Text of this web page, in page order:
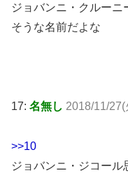
ジョバンニ・クルーニ
そうな名前だよな
17: 名無し 2018/11/
>>10
ジョバンニ・ジコール